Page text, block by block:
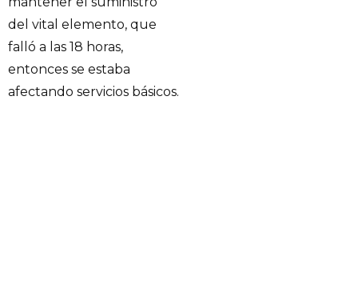
del vital elemento, que
falló a las 18 horas,
entonces se estaba
afectando servicios básicos.